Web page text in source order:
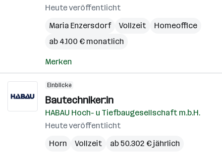
Heute veröffentlicht
Maria Enzersdorf
Vollzeit
Homeoffice
ab 4.100 € monatlich
Merken
Einblicke
Bautechniker:in
HABAU Hoch- u Tiefbaugesellschaft m.b.H.
Heute veröffentlicht
Horn
Vollzeit ab 50.302 € jährlich